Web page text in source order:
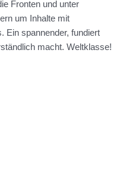
Fronten und unter
um Inhalte mit
Ein spannender, fundiert
macht. Weltklasse!